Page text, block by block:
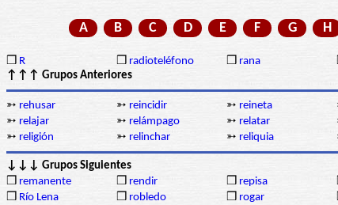
A B C D E F G H
❒ R ❒ radioteléfono ❒ rana
↑↑↑ Grupos Anteriores
➳ rehusar ➳ reincidir ➳ reineta
➳ relajar ➳ relámpago ➳ relatar
➳ religión ➳ relinchar ➳ reliquia
↓↓↓ Grupos Siguientes
❒ remanente ❒ rendir ❒ repisa
❒ Río Lena ❒ robledo ❒ rogar